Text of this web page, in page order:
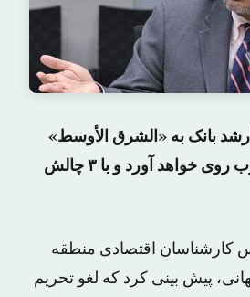
بانک به «الشرق الأوسط»
گفت که ایران به غرب روی خواهد آورد و با ۳ چالش
کارشناسان اقتصادی منطقه
پیش بینی کرد که لغو تحریم